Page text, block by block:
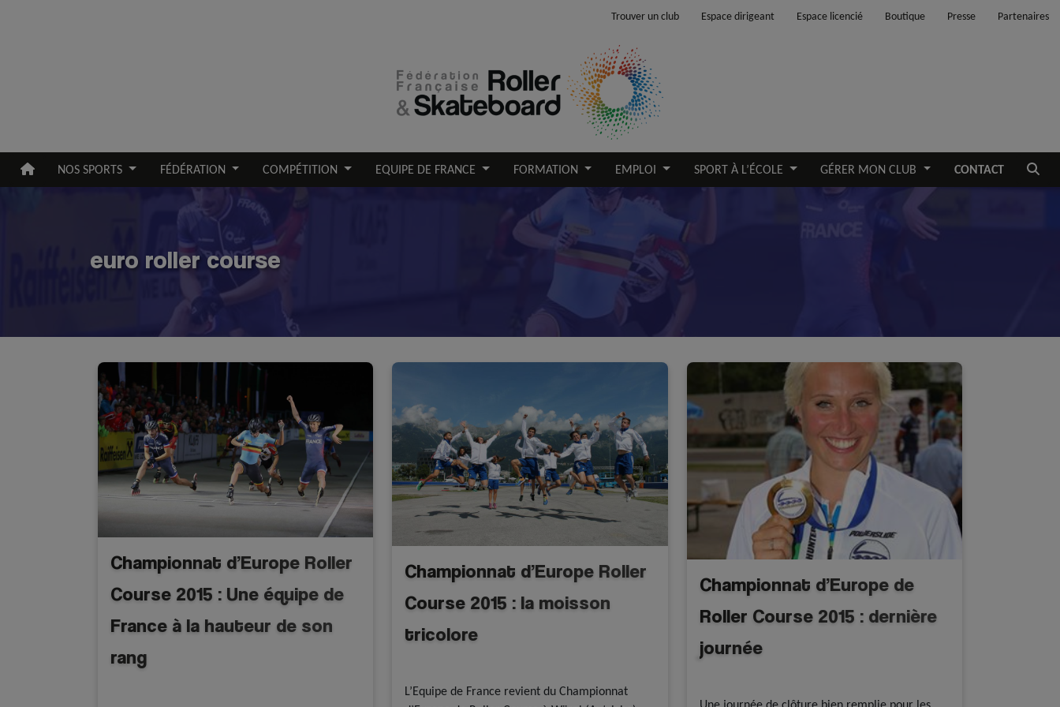
Trouver un club Espace dirigeant Espace licencié Boutique Presse Partenaires
NOS SPORTS FÉDÉRATION COMPÉTITION EQUIPE DE FRANCE FORMATION EMPLOI SPORT À L’ÉCOLE GÉRER MON CLUB CONTACT
euro roller course
Championnat d’Europe Roller
Course 2015 : Une équipe de
France à la hauteur de son
rang
Championnat d’Europe Roller
Course 2015 : la moisson
tricolore
L’Equipe de France revient du Championnat
Championnat d’Europe de
Roller Course 2015 : dernière
journée